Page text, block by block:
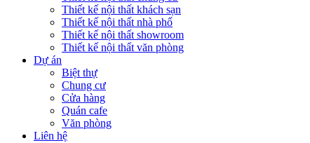
Thiết kế nội thất khách sạn
Thiết kế nội thất nhà phố
Thiết kế nội thất showroom
Thiết kế nội thất văn phòng
Dự án
Biệt thự
Chung cư
Cửa hàng
Quán cafe
Văn phòng
Liên hệ